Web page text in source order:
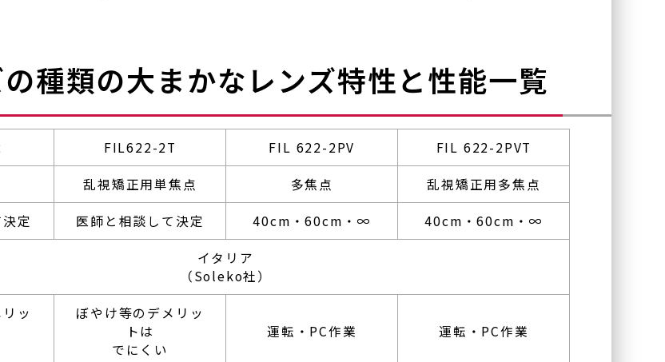
グループ施設
今福鶴見みらい眼科皮フ科
クリニック本院
種類の大まかなレンズ特性と性能一覧
FIL622-2T FIL 622-2PV
FIL 622-2PVT
乱視矯正用単焦点 多焦点
乱視矯正用多焦点
定 医師と相談して決定 40cm・60cm・∞ 40cm・60cm・∞
イタリア
（Soleko社）
ッ
ぼやけ等のデメリッ
トは
でにくい
運転・PC作業 運転・PC作業